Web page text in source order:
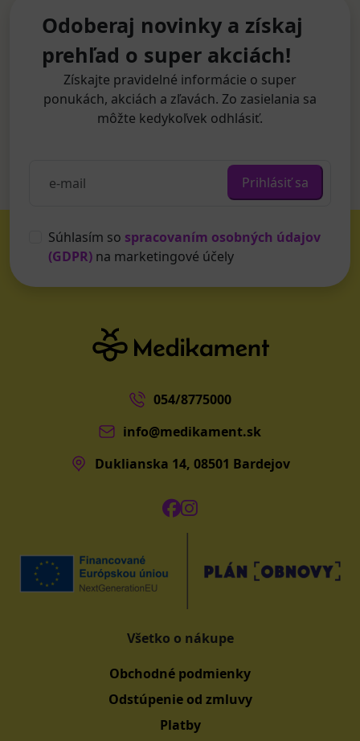
Odoberaj novinky a získaj
prehľad o super akciách!
Získajte pravidelné informácie o super
ponukách, akciách a zľavách. Zo zasielania sa
môžte kedykoľvek odhlásiť.
Prihlásiť sa
Súhlasím so spracovaním osobných údajov
(GDPR) na marketingové účely
054/8775000
info@medikament.sk
Duklianska 14, 08501 Bardejov
Všetko o nákupe
Obchodné podmienky
Odstúpenie od zmluvy
Platby